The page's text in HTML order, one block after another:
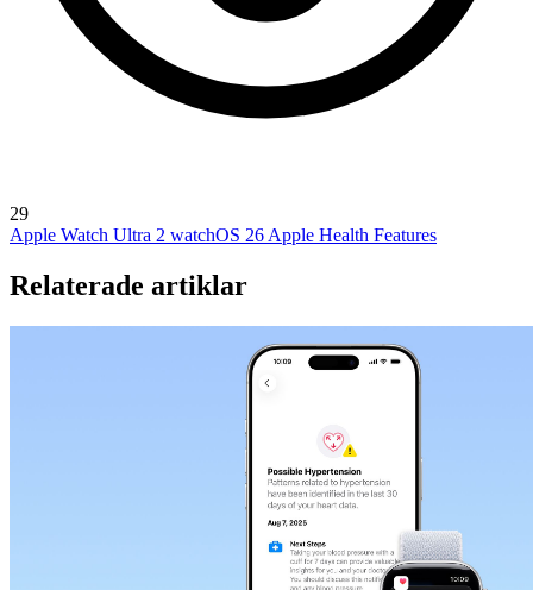
29
Apple Watch Ultra 2 watchOS 26 Apple Health Features
Relaterade artiklar